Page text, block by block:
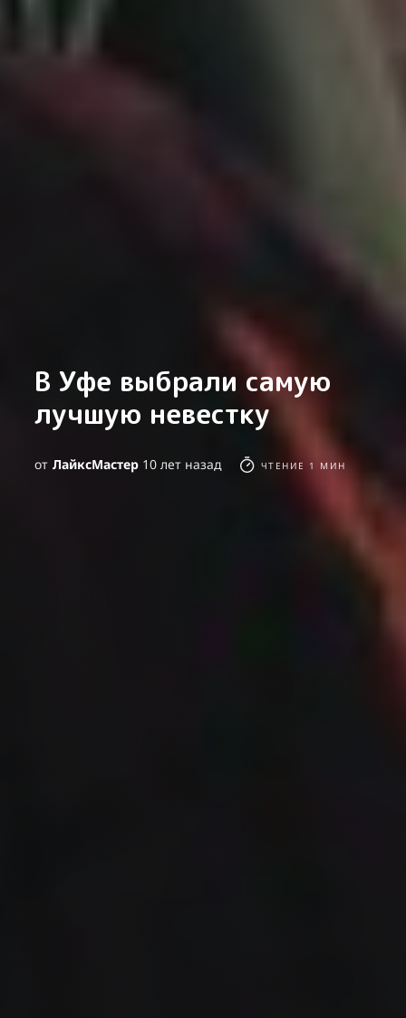
В Уфе выбрали самую
лучшую невестку
от ЛайкcМастер 10 лет назад ЧТЕНИЕ 1 МИН